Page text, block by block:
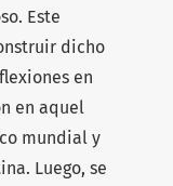
Este
dicho
en
en aquel
mundial y
Luego, se